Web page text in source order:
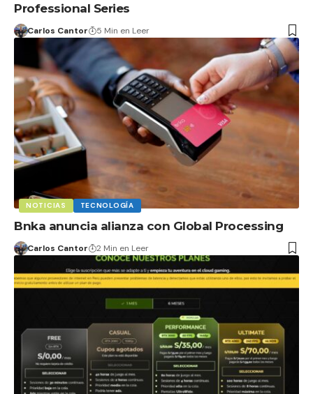
Professional Series
Carlos Cantor 5 Min en Leer
NOTICIAS TECNOLOGÍA
Bnka anuncia alianza con Global Processing
Carlos Cantor 2 Min en Leer